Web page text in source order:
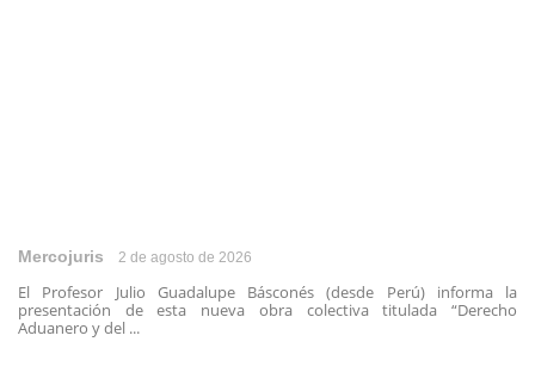
Mercojuris 2 de agosto de 2026
El Profesor Julio Guadalupe Básconés (desde Perú) informa la
presentación de esta nueva obra colectiva titulada “Derecho
Aduanero y del ...